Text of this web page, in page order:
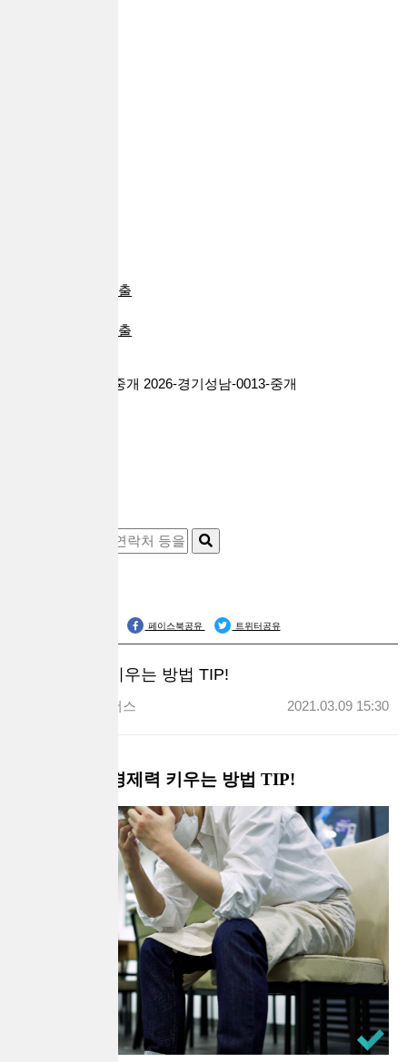
카드소지자대출
배달라이더대출
대출브라더스 대부중개 2026-경기성남-0013-중개
페이스북공유 트위터공유
경제력 키우는 방법 TIP!
대출브라더스 2021.03.09 15:30
경제력 키우는 방법 TIP!